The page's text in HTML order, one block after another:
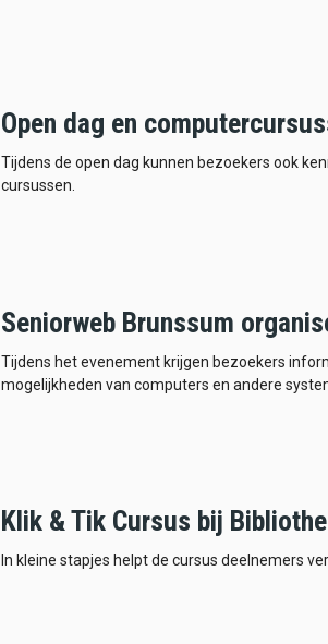
Open dag en
Tijdens de open dag kunnen bezoekers ook
cursussen.
Seniorweb Brunssum
Tijdens het evenement krijgen bezoekers
mogelijkheden van computers en andere
Klik & Tik Cursus bij
In kleine stapjes helpt de cursus deelnemers